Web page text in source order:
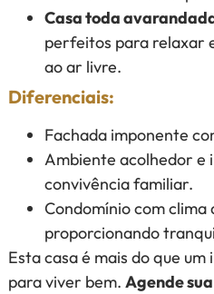
Casa toda
perfeitos para relaxar
ao ar livre.
Diferenciais:
Fachada imponente
Ambiente acolhedor e
convivência familiar.
Condomínio com
proporcionando
Esta casa é mais do que
para viver bem. Agende